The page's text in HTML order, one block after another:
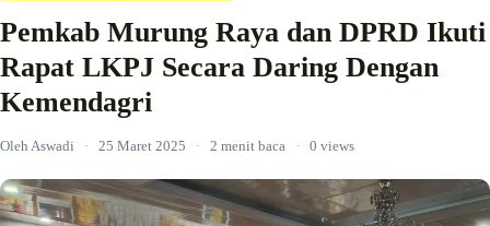
Pemkab Murung Raya dan DPRD Ikuti
Rapat LKPJ Secara Daring Dengan
Kemendagri
Oleh Aswadi · 25 Maret 2025 · 2 menit baca · 0 views